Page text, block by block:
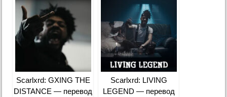
Scarlxrd: GXING THE
DISTANCE — перевод
Scarlxrd: LIVING
LEGEND — перевод